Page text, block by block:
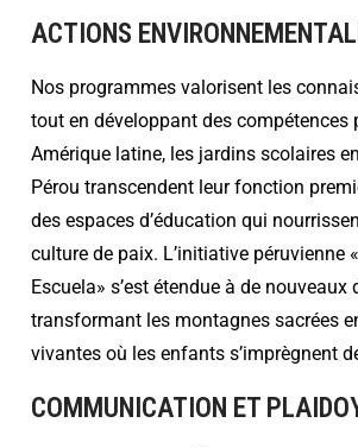
ACTIONS
Nos programmes valorisent les
tout en développant des compétences
Amérique latine, les jardins scolaires
Pérou transcendent leur fonction
des espaces d’éducation qui
culture de paix. L’initiative péruvienne
Escuela» s’est étendue à de nouveaux
transformant les montagnes sacrées
vivantes où les enfants s’imprègnent
COMMUNICATION ET